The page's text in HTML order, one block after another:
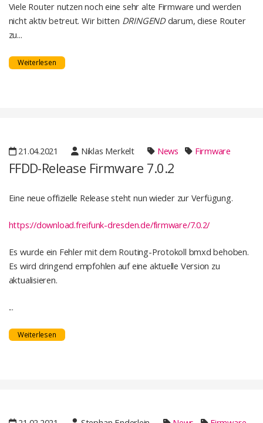
Viele Router nutzen noch eine sehr alte Firmware und werden
nicht aktiv betreut. Wir bitten DRINGENDdarum, diese Router
zu...
Weiterlesen
21.04.2021 Niklas Merkelt News Firmware
FFDD-Release Firmware 7.0.2
Eine neue offizielle Release steht nun wieder zur Verfügung.
https://download.freifunk-dresden.de/firmware/7.0.2/
Es wurde ein Fehler mit dem Routing-Protokoll bmxd behoben.
Es wird dringend empfohlen auf eine aktuelle Version zu
aktualisieren.
...
Weiterlesen